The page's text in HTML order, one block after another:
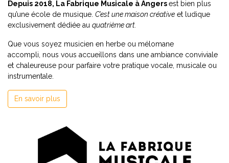
Depuis 2018, La Fabrique Musicale à Angersest bien plus
qu’une école de musique. C’est une maison créative et ludique
exclusivement dédiée au quatrième art.
Que vous soyez musicien en herbe ou mélomane
accompli, nous vous accueillons dans une ambiance conviviale
et chaleureuse pour parfaire votre pratique vocale, musicale ou
instrumentale.
En savoir plus